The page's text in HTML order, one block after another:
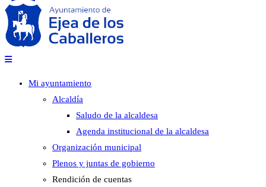
Mi ayuntamiento
Alcaldía
Saludo de la alcaldesa
Agenda institucional de la alcaldesa
Organización municipal
Plenos y juntas de gobierno
Rendición de cuentas